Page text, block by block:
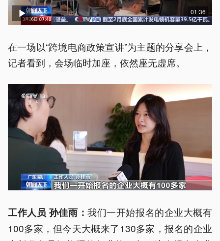
01:36
在一场以“跨境电商政策宣讲”为主题的分享会上，
记者看到，会场临时加座，依然座无虚席。
工作人员 孙佳雨：我们一开始报名的企业大概有
100多家，但今天大概来了130多家，报名的企业